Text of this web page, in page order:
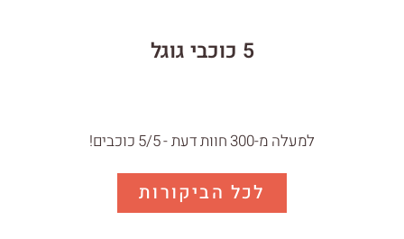
5 כוכבי גוגל
למעלה מ-300 חוות דעת - 5/5 כוכבים!
לכל הביקורות